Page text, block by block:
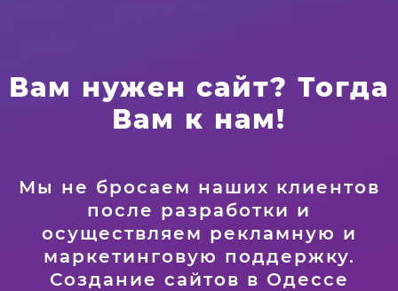
Вам нужен сайт? Тогда
Вам к нам!
Мы не бросаем наших клиентов
после разработки и
осуществляем рекламную и
маркетинговую поддержку.
Создание сайтов в Одессе